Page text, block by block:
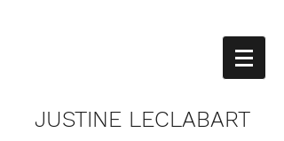
JUSTINE LECLABART